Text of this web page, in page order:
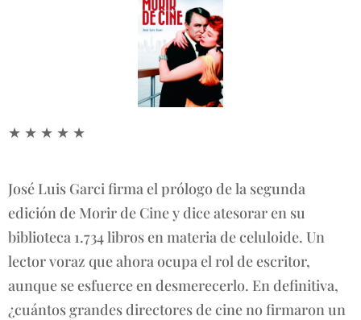
★ ★ ★ ★ ★
José Luis Garci firma el prólogo de la segunda
edición de Morir de Cine y dice atesorar en su
biblioteca 1.734 libros en materia de celuloide. Un
lector voraz que ahora ocupa el rol de escritor,
aunque se esfuerce en desmerecerlo. En definitiva,
¿cuántos grandes directores de cine no firmaron un